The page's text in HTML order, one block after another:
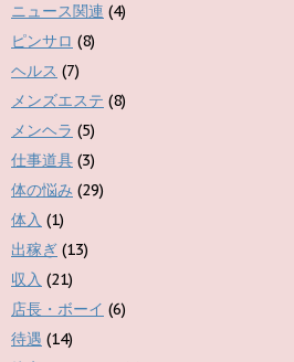
ニュース関連 (4)
ピンサロ (8)
ヘルス (7)
メンズエステ (8)
メンヘラ (5)
仕事道具 (3)
体の悩み (29)
体入 (1)
出稼ぎ (13)
収入 (21)
店長・ボーイ (6)
待遇 (14)